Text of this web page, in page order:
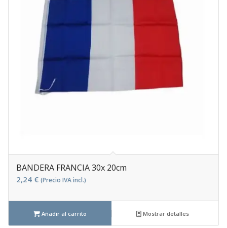
BANDERA FRANCIA 30x 20cm
2,24 € (Precio IVA incl.)
Añadir al carrito Mostrar detalles